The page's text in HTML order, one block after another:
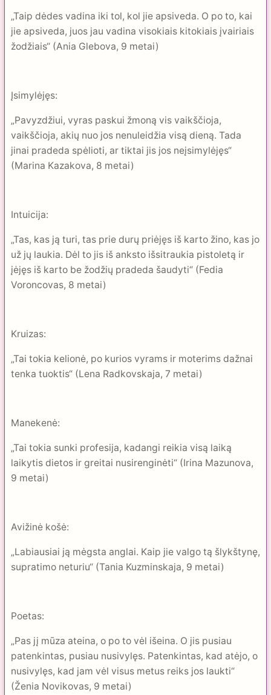
„Taip dėdes vadina iki tol, kol jie apsiveda. O po to, kai
jie apsiveda, juos jau vadina visokiais kitokiais įvairiais
žodžiais“ (Ania Glebova, 9 metai)
Įsimylėjęs:
„Pavyzdžiui, vyras paskui žmoną vis vaikščioja,
vaikščioja, akių nuo jos nenuleidžia visą dieną. Tada
jinai pradeda spėlioti, ar tiktai jis jos neįsimylėjęs“
(Marina Kazakova, 8 metai)
Intuicija:
„Tas, kas ją turi, tas prie durų priėjęs iš karto žino, kas jo
už jų laukia. Dėl to jis iš anksto išsitraukia pistoletą ir
įėjęs iš karto be žodžių pradeda šaudyti“ (Fedia
Voroncovas, 8 metai)
Kruizas:
„Tai tokia kelionė, po kurios vyrams ir moterims dažnai
tenka tuoktis“ (Lena Radkovskaja, 7 metai)
Manekenė:
„Tai tokia sunki profesija, kadangi reikia visą laiką
laikytis dietos ir greitai nusirenginėti“ (Irina Mazunova,
9 metai)
Avižinė košė:
„Labiausiai ją mėgsta anglai. Kaip jie valgo tą šlykštynę,
supratimo neturiu“ (Tania Kuzminskaja, 9 metai)
Poetas:
„Pas jį mūza ateina, o po to vėl išeina. O jis pusiau
patenkintas, pusiau nusivylęs. Patenkintas, kad atėjo, o
nusivylęs, kad jam vėl visus metus reiks jos laukti“
(Ženia Novikovas, 9 metai)